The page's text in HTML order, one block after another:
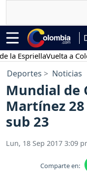
Vuelta a
Deportes Noticias
Mundial de
Martínez
sub 23
Lun, 18 Sep 2017 3:09
Comparte en: